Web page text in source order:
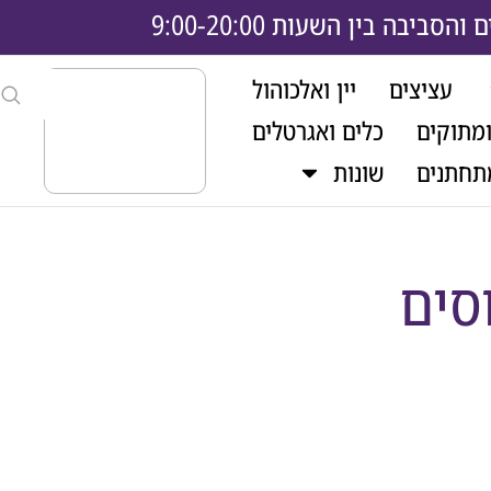
בין השעות 9:00-20:00
עציצים
יין ואלכוהול
כלים ואגרטלים
שונות